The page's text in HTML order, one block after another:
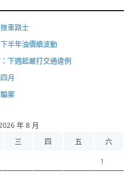
車路士
半年油價續波動
下週起嚴打交通違例
月
案
年 8 月
三 四 五 六
1